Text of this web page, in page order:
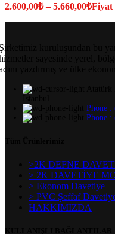
2.600,00₺ –5.660,00₺Fiyat
kuruluşundan bu
sayesinde yerel,
yazdırmış ve ülke
Phone :
Phone :
>2K DEFNE
> 2K DAVETİYE
> Ekonom Davetiye
> PVC Şeffaf
HAKKIMIZDA